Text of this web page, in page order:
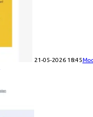
21-05-2026 18:45